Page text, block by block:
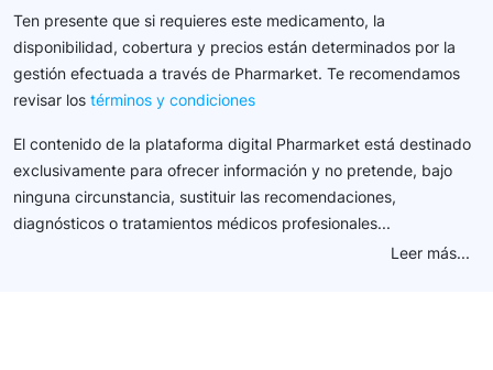
Ten presente que si requieres este medicamento, la
disponibilidad, cobertura y precios están determinados por la
gestión efectuada a través de Pharmarket. Te recomendamos
revisar los términos y condiciones
El contenido de la plataforma digital Pharmarket está destinado
exclusivamente para ofrecer información y no pretende, bajo
ninguna circunstancia, sustituir las recomendaciones,
diagnósticos o tratamientos médicos profesionales...
Leer más...